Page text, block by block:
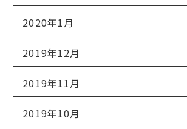
2020年1月
2019年12月
2019年11月
2019年10月